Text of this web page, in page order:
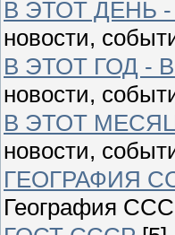
В ЭТОТ ДЕНЬ
новости,
В ЭТОТ ГОД -
новости,
В ЭТОТ
новости,
ГЕОГРАФИЯ
География